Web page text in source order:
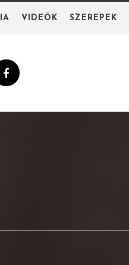
VIDEÓK SZEREPEK